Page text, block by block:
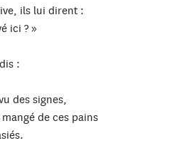
ils lui dirent :
ici ? »
:
des signes,
de ces pains